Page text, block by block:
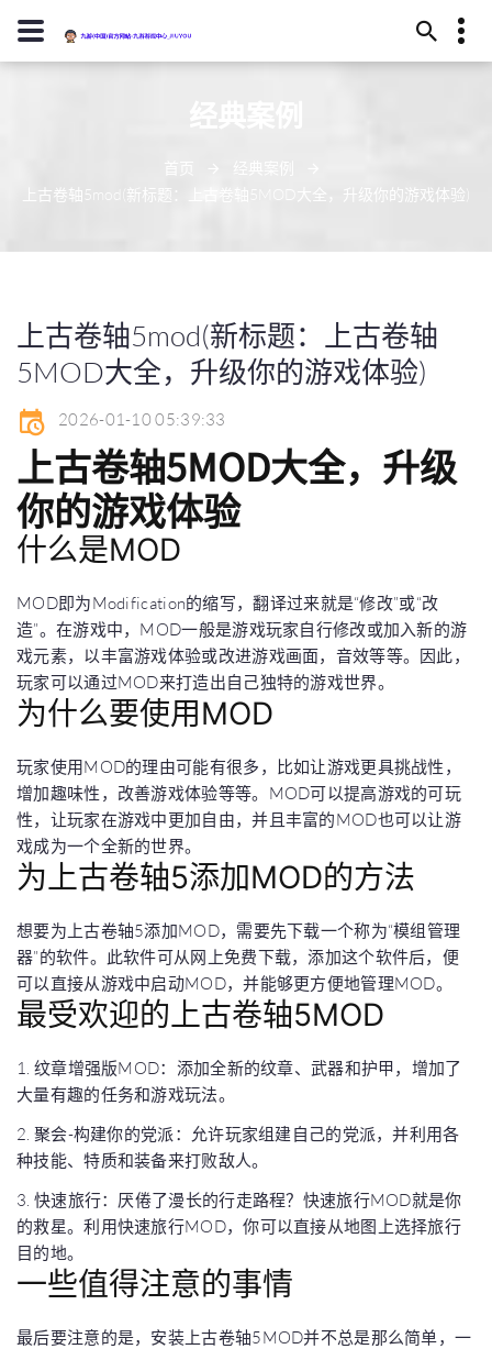
上古卷轴5mod(新标题：上古卷轴5MOD大全，升级你的游戏体验)
上古卷轴5mod(新标题：上古卷轴
5MOD大全，升级你的游戏体验)
2026-01-10 05:39:33
上古卷轴5MOD大全，升级
你的游戏体验
什么是MOD
MOD即为Modification的缩写，翻译过来就是“修改”或“改
造”。在游戏中，MOD一般是游戏玩家自行修改或加入新的游
戏元素，以丰富游戏体验或改进游戏画面，音效等等。因此，
玩家可以通过MOD来打造出自己独特的游戏世界。
为什么要使用MOD
玩家使用MOD的理由可能有很多，比如让游戏更具挑战性，
增加趣味性，改善游戏体验等等。MOD可以提高游戏的可玩
性，让玩家在游戏中更加自由，并且丰富的MOD也可以让游
戏成为一个全新的世界。
为上古卷轴5添加MOD的方法
想要为上古卷轴5添加MOD，需要先下载一个称为“模组管理
器”的软件。此软件可从网上免费下载，添加这个软件后，便
可以直接从游戏中启动MOD，并能够更方便地管理MOD。
最受欢迎的上古卷轴5MOD
1. 纹章增强版MOD：添加全新的纹章、武器和护甲，增加了
大量有趣的任务和游戏玩法。
2. 聚会-构建你的党派：允许玩家组建自己的党派，并利用各
种技能、特质和装备来打败敌人。
3. 快速旅行：厌倦了漫长的行走路程？快速旅行MOD就是你
的救星。利用快速旅行MOD，你可以直接从地图上选择旅行
目的地。
一些值得注意的事情
最后要注意的是，安装上古卷轴5MOD并不总是那么简单，一